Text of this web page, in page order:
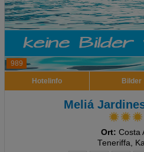
989
Hotelinfo Bilder
Meliá
Ort: Costa
Teneriffa,